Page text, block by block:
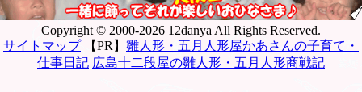
Copyright © 2000-2026 12danya All Rights Reserved.
サイトマップ
【PR】 雛人形・五月人形屋かあさんの子育て・
仕事日記 広島十二段屋の雛人形・五月人形商戦記